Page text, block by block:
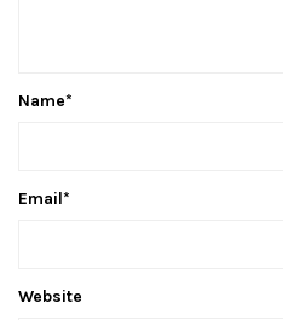
Name*
Email*
Website